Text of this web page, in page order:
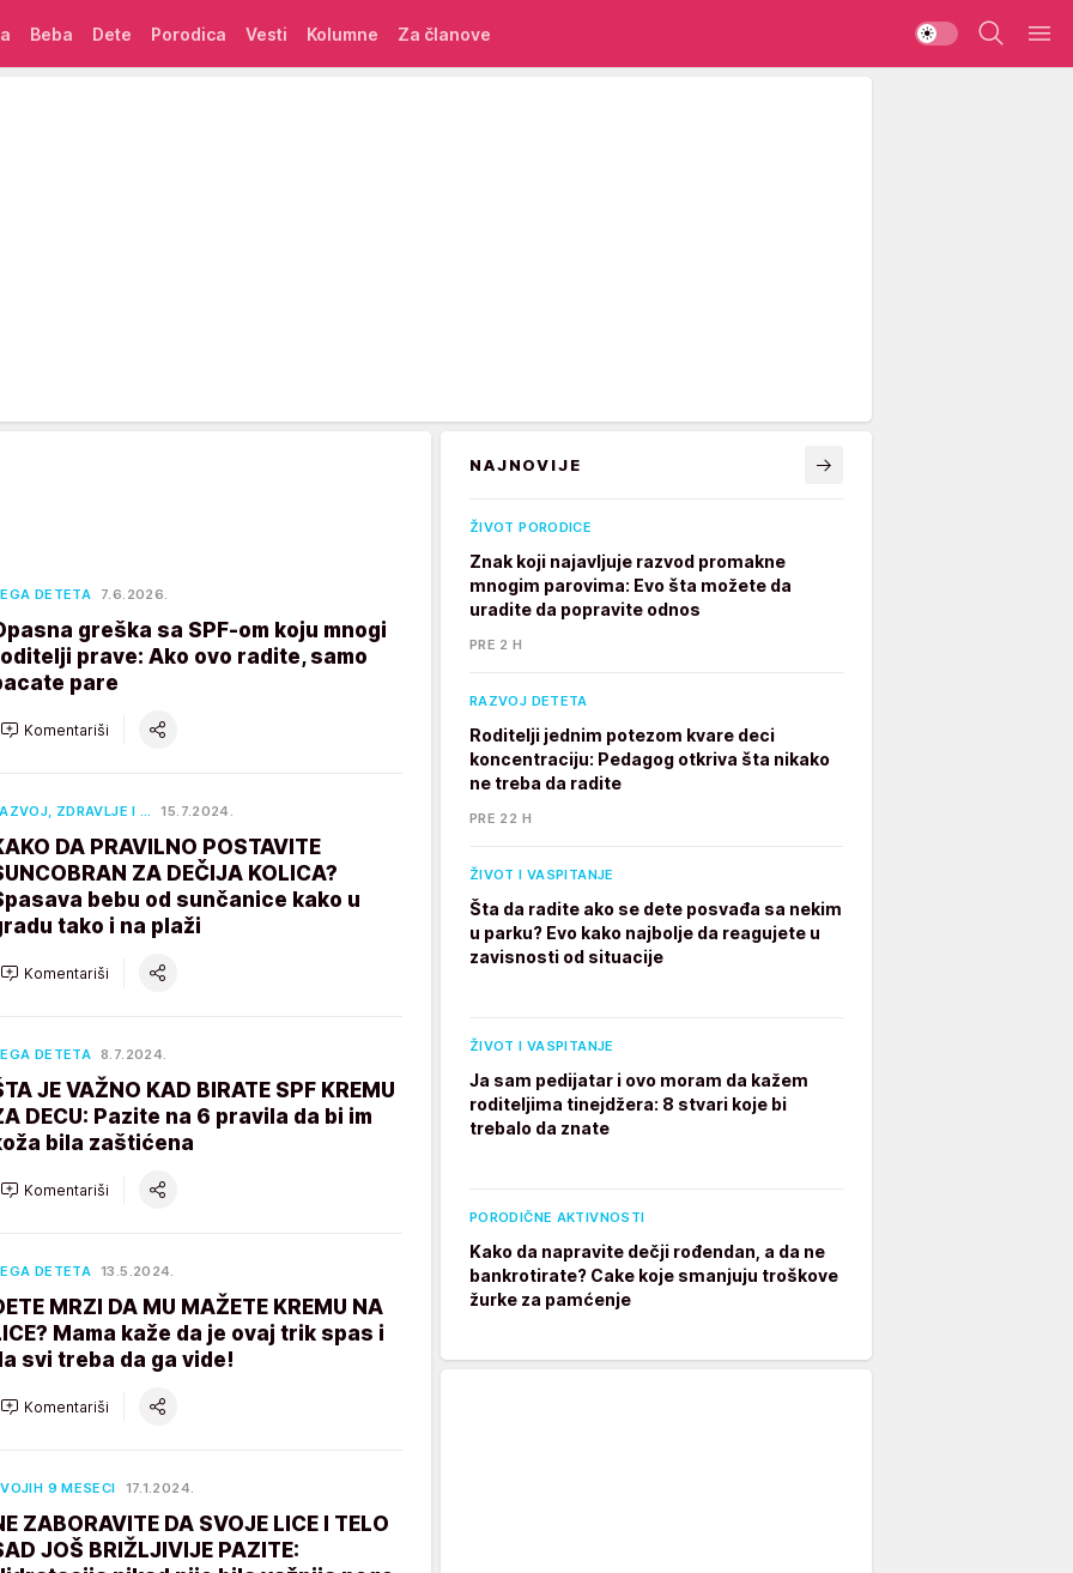
Beba Dete Porodica Vesti Kolumne Za članove
DETETA 7.6.2026.
greška sa SPF-om koju mnogi
prave: Ako ovo radite, samo
pare
Komentariši
ZDRAVLJE I … 15.7.2024.
DA PRAVILNO POSTAVITE
ZA DEČIJA KOLICA?
bebu od sunčanice kako u
tako i na plaži
Komentariši
DETETA 8.7.2024.
JE VAŽNO KAD BIRATE SPF KREMU
DECU: Pazite na 6 pravila da bi im
bila zaštićena
Komentariši
DETETA 13.5.2024.
MRZI DA MU MAŽETE KREMU NA
Mama kaže da je ovaj trik spas i
svi treba da ga vide!
Komentariši
9 MESECI 17.1.2024.
ZABORAVITE DA SVOJE LICE I TELO
JOŠ BRIŽLJIVIJE PAZITE:
NAJNOVIJE
ŽIVOT PORODICE
Znak koji najavljuje razvod promakne
mnogim parovima: Evo šta možete da
uradite da popravite odnos
PRE 2 H
RAZVOJ DETETA
Roditelji jednim potezom kvare deci
koncentraciju: Pedagog otkriva šta nikako
ne treba da radite
PRE 22 H
ŽIVOT I VASPITANJE
Šta da radite ako se dete posvađa sa nekim
u parku? Evo kako najbolje da reagujete u
zavisnosti od situacije
ŽIVOT I VASPITANJE
Ja sam pedijatar i ovo moram da kažem
roditeljima tinejdžera: 8 stvari koje bi
trebalo da znate
PORODIČNE AKTIVNOSTI
Kako da napravite dečji rođendan, a da ne
bankrotirate? Cake koje smanjuju troškove
žurke za pamćenje